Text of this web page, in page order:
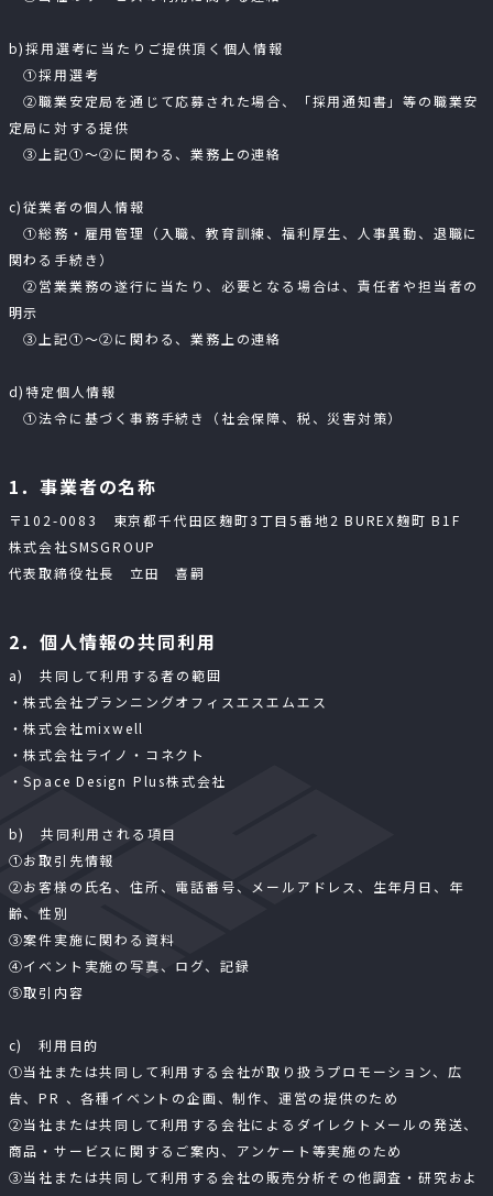
b)採用選考に当たりご提供頂く個人情報
①採用選考
②職業安定局を通じて応募された場合、「採用通知書」等の職業安
定局に対する提供
③上記①～②に関わる、業務上の連絡
c)従業者の個人情報
①総務・雇用管理（入職、教育訓練、福利厚生、人事異動、退職に
関わる手続き）
②営業業務の遂行に当たり、必要となる場合は、責任者や担当者の
明示
③上記①～②に関わる、業務上の連絡
d)特定個人情報
①法令に基づく事務手続き（社会保障、税、災害対策）
1．事業者の名称
〒102-0083 東京都千代田区麹町3丁目5番地2 BUREX麹町 B1F
株式会社SMSGROUP
代表取締役社長 立田 喜嗣
2．個人情報の共同利用
a) 共同して利用する者の範囲
・株式会社プランニングオフィスエスエムエス
・株式会社mixwell
・株式会社ライノ・コネクト
・Space Design Plus株式会社
b) 共同利用される項目
①お取引先情報
②お客様の氏名、住所、電話番号、メールアドレス、生年月日、年
齢、性別
③案件実施に関わる資料
④イベント実施の写真、ログ、記録
⑤取引内容
c) 利用目的
①当社または共同して利用する会社が取り扱うプロモーション、広
告、PR 、各種イベントの企画、制作、運営の提供のため
②当社または共同して利用する会社によるダイレクトメールの発送、
商品・サービスに関するご案内、アンケート等実施のため
③当社または共同して利用する会社の販売分析その他調査・研究およ